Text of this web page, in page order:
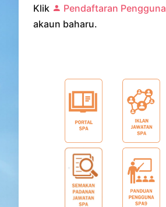
Klik
Pendaftaran Pengguna
akaun baharu.